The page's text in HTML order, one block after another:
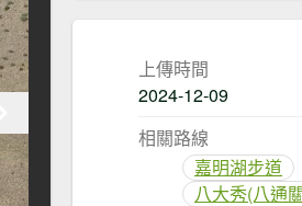
上傳時間
2024-12-09
相關路線
嘉明湖步道